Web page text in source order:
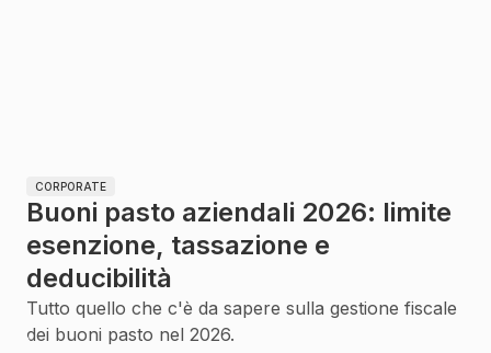
CORPORATE
Buoni pasto aziendali 2026: limite
esenzione, tassazione e
deducibilità
Tutto quello che c'è da sapere sulla gestione fiscale
dei buoni pasto nel 2026.